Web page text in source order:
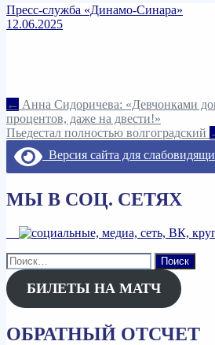
Пресс-служба «Динамо-Синара»
12.06.2025
Навигация
по
записям
← Анна Сидоричева: «Девчонками
процентов, даже на двести!»
Пьедестал полностью волгоградский
Версия сайта для
МЫ В СОЦ. СЕТЯХ
Найти:
БИЛЕТЫ НА МАТЧ
ОБРАТНЫЙ ОТСЧЕТ